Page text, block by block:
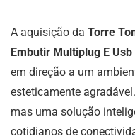
A aquisição da Torre
Embutir Multiplug E Usb
em direção a um
esteticamente
mas uma solução
cotidianos de